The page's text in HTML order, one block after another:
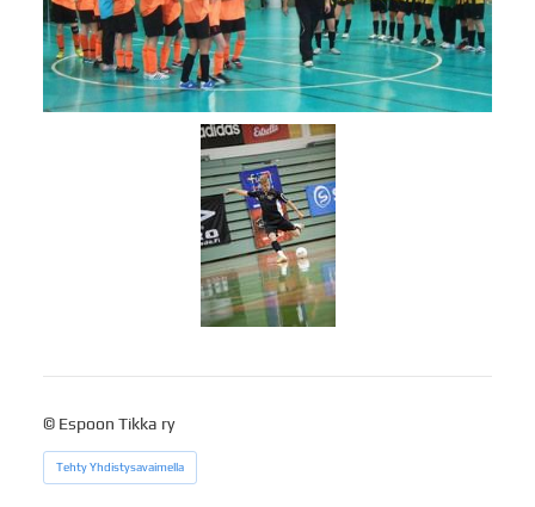
© Espoon Tikka ry
Tehty Yhdistysavaimella